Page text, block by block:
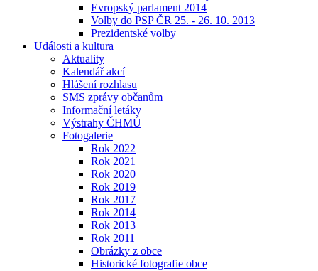
Evropský parlament 2014
Volby do PSP ČR 25. - 26. 10. 2013
Prezidentské volby
Události a kultura
Aktuality
Kalendář akcí
Hlášení rozhlasu
SMS zprávy občanům
Informační letáky
Výstrahy ČHMÚ
Fotogalerie
Rok 2022
Rok 2021
Rok 2020
Rok 2019
Rok 2017
Rok 2014
Rok 2013
Rok 2011
Obrázky z obce
Historické fotografie obce